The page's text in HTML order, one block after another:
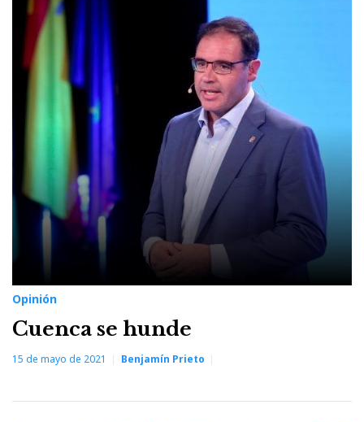
Opinión
Cuenca se hunde
15 de mayo de 2021 Benjamín Prieto